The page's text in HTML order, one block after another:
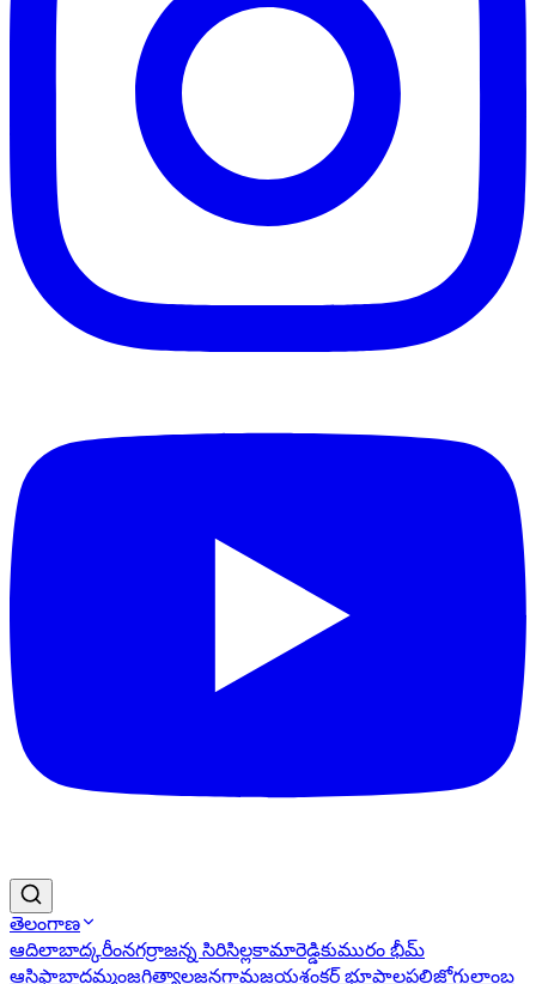
తెలంగాణ
ఆదిలాబాద్కరీంనగర్రాజన్న సిరిసిల్లకామారెడ్డికుమురం భీమ్
ఆసిఫాబాద్ఖమ్మంజగిత్యాలజనగామజయశంకర్ భూపాలపల్లిజోగులాంబ